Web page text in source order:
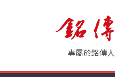
專屬於銘傳